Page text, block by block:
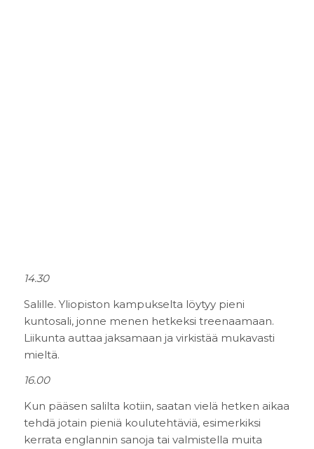
14.30
Salille. Yliopiston kampukselta löytyy pieni
kuntosali, jonne menen hetkeksi treenaamaan.
Liikunta auttaa jaksamaan ja virkistää mukavasti
mieltä.
16.00
Kun pääsen salilta kotiin, saatan vielä hetken aikaa
tehdä jotain pieniä koulutehtäviä, esimerkiksi
kerrata englannin sanoja tai valmistella muita